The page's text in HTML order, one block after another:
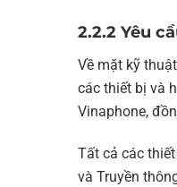
2.2.2 Yêu
Về mặt kỹ
các thiết bị và
Vinaphone,
Tất cả các
và Truyền